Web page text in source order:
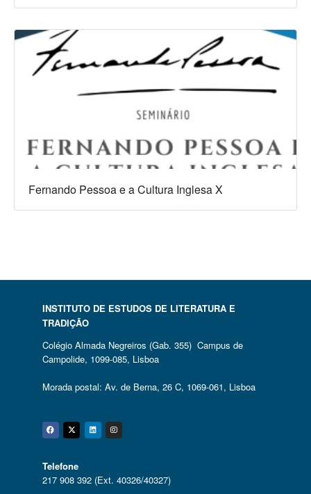
Fernando Pessoa e a Cultura Inglesa X
INSTITUTO DE ESTUDOS DE LITERATURA E
TRADIÇÃO
Colégio Almada Negreiros (Gab. 355) Campus de
Campolide, 1099-085, Lisboa
Morada postal: Av. de Berna, 26 C, 1069-061, Lisboa
Facebook
Twitter
Linkedin
Instagram
Telefone
217 908 392 (Ext. 40326/40327)